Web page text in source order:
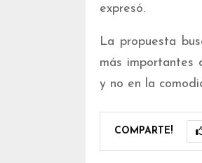
expresó.
La propuesta
más importantes
y no en la
COMPARTE!